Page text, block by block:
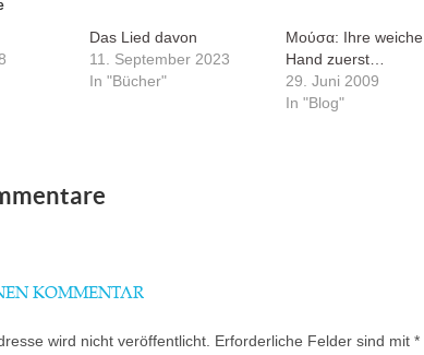
Das Lied davon
11. September 2023
In "Bücher"
Μούσα: Ihre weiche
Hand zuerst…
29. Juni 2009
In "Blog"
KOMMENTAR
wird nicht veröffentlicht. Erforderliche Felder sind mit *